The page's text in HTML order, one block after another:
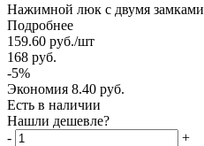
Нажимной люк с двумя замками
Подробнее
159.60 руб./шт
168 руб.
-5%
Экономия 8.40 руб.
Есть в наличии
Нашли дешевле?
-
+